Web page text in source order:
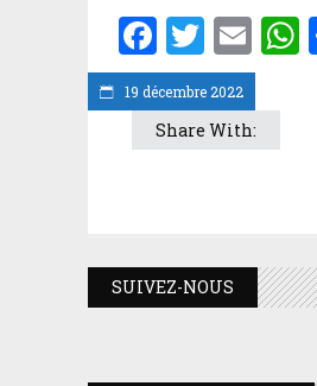
19 décembre 2022
Share With:
SUIVEZ-NOUS